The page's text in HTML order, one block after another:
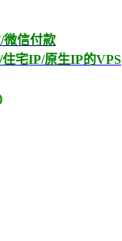
微信付款
宅IP/原生IP的VPS